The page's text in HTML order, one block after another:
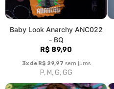
Baby Look Anarchy ANC022
- BQ
R$ 89,90
3x de R$ 29,97 sem juros
P, M, G, GG